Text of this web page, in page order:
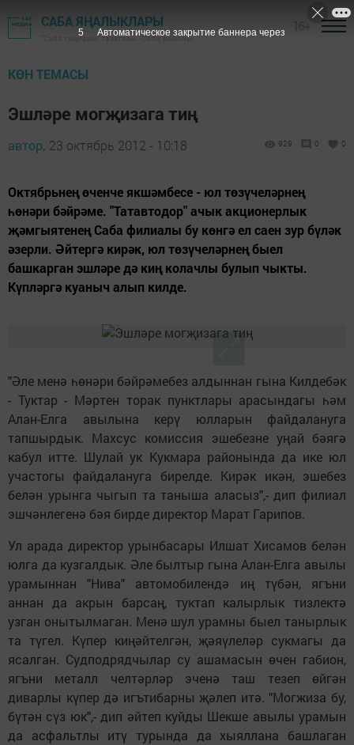
САБА ЯҢАЛЫКЛАРЫ
"Саба таңнары" газетасы - Саба районы
КӨН ТЕМАСЫ
Эшләре могҗизага тиң
автор, 23 октябрь 2012 - 10:18 929 0 0
Октябрьнең өченче якшәмбесе - юл төзүчеләрнең
һөнәри бәйрәме. "Татавтодор" ачык акционерлык
җәмгыятенең Саба филиалы бу көнгә ел саен зур бүләк
әзерли. Әйтергә кирәк, юл төзүчеләрнең быел
башкарган эшләре дә киң колачлы булып чыкты.
Күпләргә куаныч алып килде.
"Әле менә һөнәри бәйрәмебез алдыннан гына Килдебәк
- Туктар - Мәртен торак пунктлары арасындагы һәм
Алан-Елга авылына керү юлларын файдалануга
тапшырдык. Махсус комиссия эшебезне уңай бәягә
кабул итте. Шулай ук Кукмара районында да ике юл
участогы файдалануга бирелде. Кирәк икән, эшебез
белән урынга чыгып та таныша аласыз",- дип филиал
эшчәнлегенә бәя бирде директор Марат Гарипов.
Ул арада директор урынбасары Илшат Хисамов белән
юлга да кузгалдык. Әле былтыр гына Алан-Елга авылы
урамыннан "Нива" автомобилендә иң түбән, ягъни
аннан да акрын барсаң, туктап калырлык тизлектә
узган онытылмаган. Менә шул урамны быел танырлык
та түгел. Күпер киңәйтелгән, җәяүлеләр сукмагы да
ясалган. Судподрядчылар су ашамасын өчен габион,
ягъни металл челтәрләр эченә таш тезеп өйгән
диварлы күпер дә игътибарны җәлеп итә. "Могжиза бу,
бүтән сүз юк",- дип әйтеп куйды Шекше авылы урамын
да асфальтлы итү турында да хыяллана башлаган
4 Автоматическое закрытие баннера через